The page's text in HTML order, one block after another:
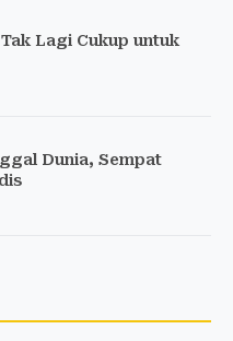
Lagi Cukup untuk
Dunia, Sempat